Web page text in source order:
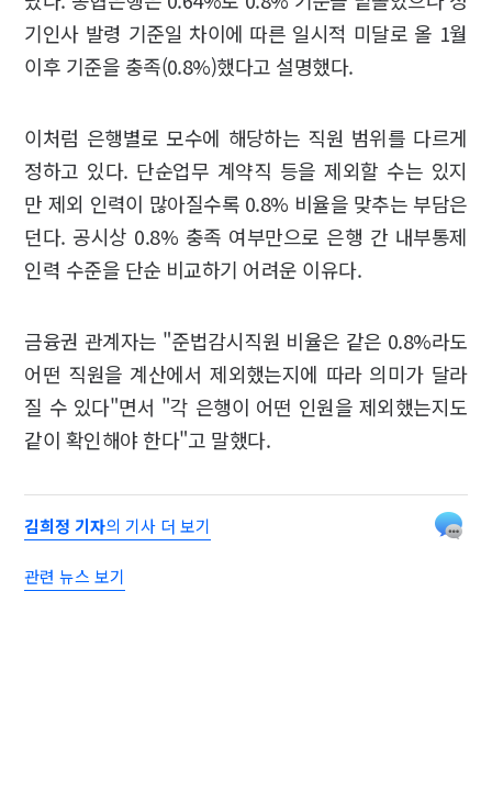
기인사 발령 기준일 차이에 따른 일시적 미달로 올 1월
이후 기준을 충족(0.8%)했다고 설명했다.
이처럼 은행별로 모수에 해당하는 직원 범위를 다르게
정하고 있다. 단순업무 계약직 등을 제외할 수는 있지
만 제외 인력이 많아질수록 0.8% 비율을 맞추는 부담은
던다. 공시상 0.8% 충족 여부만으로 은행 간 내부통제
인력 수준을 단순 비교하기 어려운 이유다.
금융권 관계자는 "준법감시직원 비율은 같은 0.8%라도
어떤 직원을 계산에서 제외했는지에 따라 의미가 달라
질 수 있다"면서 "각 은행이 어떤 인원을 제외했는지도
같이 확인해야 한다"고 말했다.
김희정 기자의 기사 더 보기
관련 뉴스 보기